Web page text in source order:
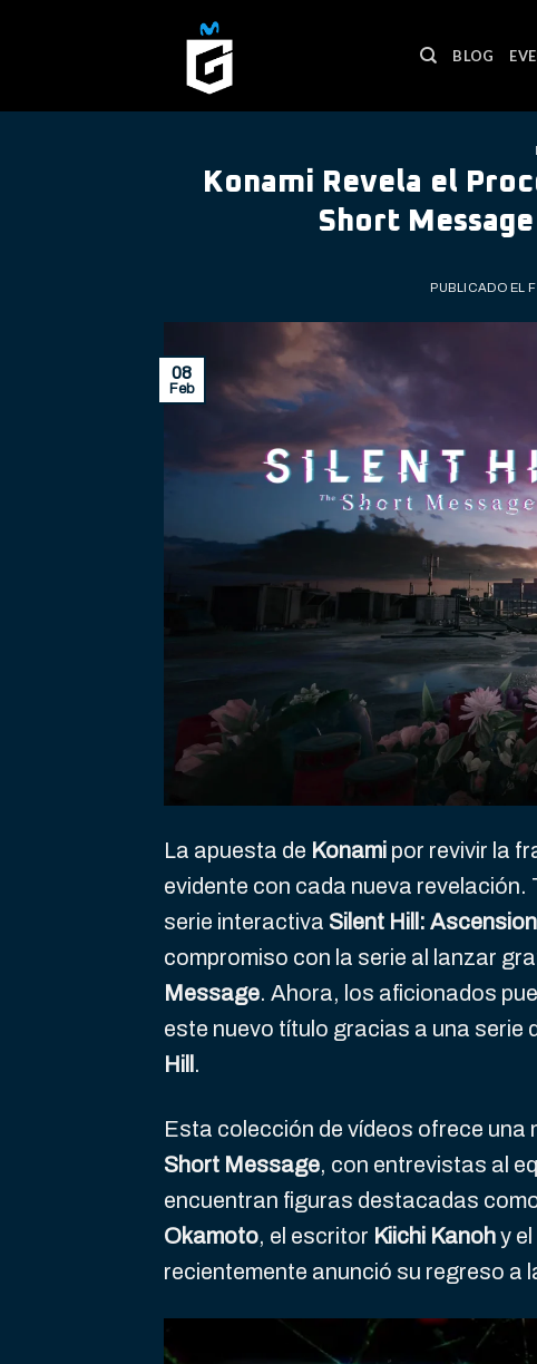
BLOG
Konami Revela el
Short
PUBLICADO EL
08
Feb
La apuesta de Konami por revivir la
evidente con cada nueva revelación.
serie interactiva Silent Hill: Ascension
compromiso con la serie al lanzar
Message. Ahora, los aficionados
este nuevo título gracias a una serie
Hill .
Esta colección de vídeos ofrece una
Short Message, con entrevistas al
encuentran figuras destacadas
Okamoto, el escritor Kiichi Kanohy
recientemente anunció su regreso a